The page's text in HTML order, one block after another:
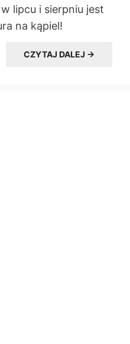
lipcu i sierpniu jest
na kąpiel!
CZYTAJ DALEJ →